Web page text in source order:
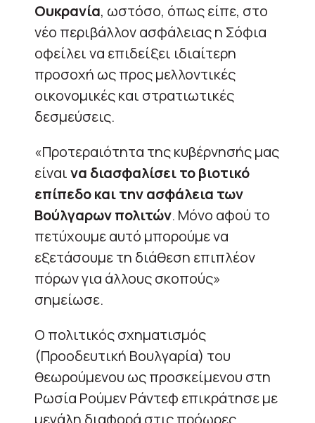
Ουκρανία, ωστόσο, όπως είπε, στο
νέο περιβάλλον ασφάλειας η Σόφια
οφείλει να επιδείξει ιδιαίτερη
προσοχή ως προς μελλοντικές
οικονομικές και στρατιωτικές
δεσμεύσεις.
«Προτεραιότητα της κυβέρνησής μας
είναινα διασφαλίσει το βιοτικό
επίπεδο και την ασφάλεια των
Βούλγαρων πολιτών. Μόνο αφού το
πετύχουμε αυτό μπορούμε να
εξετάσουμε τη διάθεση επιπλέον
πόρων για άλλους σκοπούς»
σημείωσε.
Ο πολιτικός σχηματισμός
(Προοδευτική Βουλγαρία) του
θεωρούμενου ως προσκείμενου στη
Ρωσία Ρούμεν Ράντεφ επικράτησε με
μεγάλη διαφορά στις πρόωρες